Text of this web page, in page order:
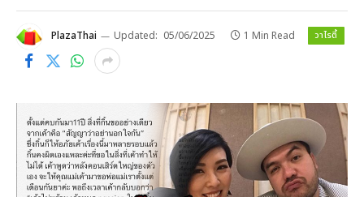
PlazaThai Updated: 05/06/2025 1 Min Read วาไรตี้